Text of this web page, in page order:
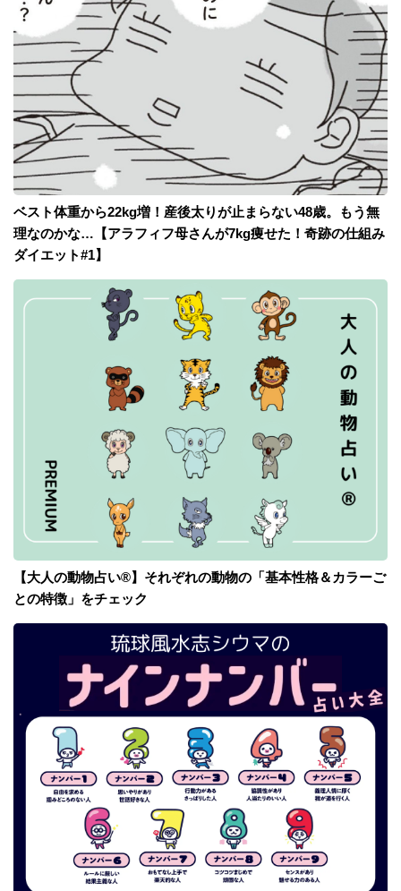
ベスト体重から22kg増！産後太りが止まらない48歳。もう無
理なのかな…【アラフィフ母さんが7kg痩せた！奇跡の仕組み
ダイエット#1】
【大人の動物占い®】それぞれの動物の「基本性格＆カラーご
との特徴」をチェック